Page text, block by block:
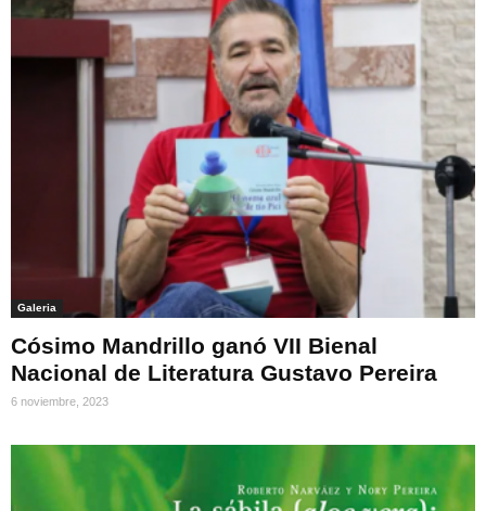
Galeria
Cósimo Mandrillo ganó VII Bienal
Nacional de Literatura Gustavo Pereira
6 noviembre, 2023